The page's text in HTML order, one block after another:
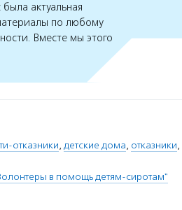
актуальная
по любому
Вместе мы этого
отказники, детские дома, отказники,
в помощь детям-сиротам"